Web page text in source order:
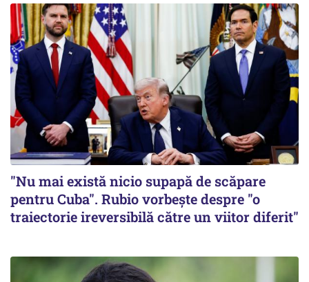
"Nu mai există nicio supapă de scăpare
pentru Cuba". Rubio vorbește despre "o
traiectorie ireversibilă către un viitor diferit"